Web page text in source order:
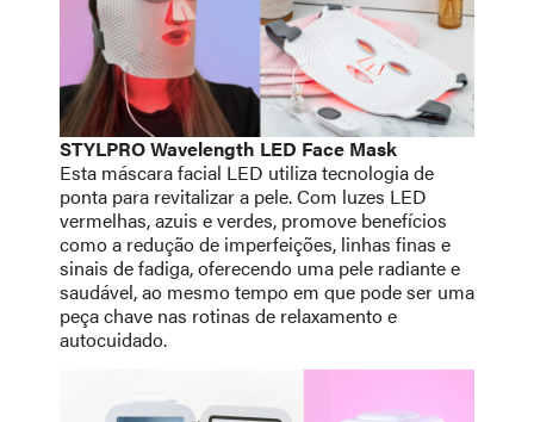
STYLPRO Wavelength LED Face Mask
Esta máscara facial LED utiliza tecnologia de
ponta para revitalizar a pele. Com luzes LED
vermelhas, azuis e verdes, promove benefícios
como a redução de imperfeições, linhas finas e
sinais de fadiga, oferecendo uma pele radiante e
saudável, ao mesmo tempo em que pode ser uma
peça chave nas rotinas de relaxamento e
autocuidado.